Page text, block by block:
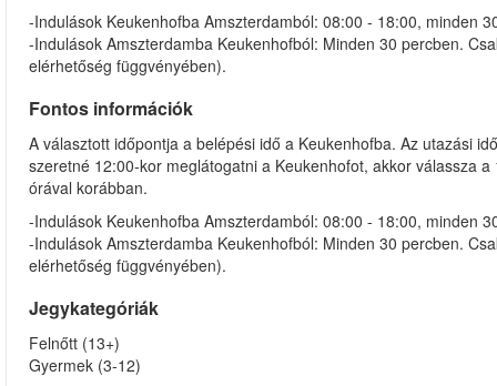
-Indulások Keukenhofba Amszterdamból: 08:00 - 18:00, minden
-Indulások Amszterdamba Keukenhofból: Minden 30 percben.
elérhetőség függvényében).
Fontos információk
A választott időpontja a belépési idő a Keukenhofba. Az utazási
szeretné 12:00-kor meglátogatni a Keukenhofot, akkor válassza
órával korábban.
-Indulások Keukenhofba Amszterdamból: 08:00 - 18:00, minden
-Indulások Amszterdamba Keukenhofból: Minden 30 percben.
elérhetőség függvényében).
Jegykategóriák
Felnőtt (13+)
Gyermek (3-12)